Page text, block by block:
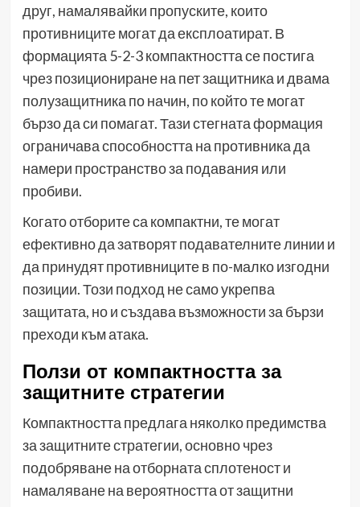
друг, намалявайки пропуските, които
противниците могат да експлоатират. В
формацията 5-2-3 компактността се постига
чрез позициониране на пет защитника и двама
полузащитника по начин, по който те могат
бързо да си помагат. Тази стегната формация
ограничава способността на противника да
намери пространство за подавания или
пробиви.
Когато отборите са компактни, те могат
ефективно да затворят подавателните линии и
да принудят противниците в по-малко изгодни
позиции. Този подход не само укрепва
защитата, но и създава възможности за бързи
преходи към атака.
Ползи от компактността за
защитните стратегии
Компактността предлага няколко предимства
за защитните стратегии, основно чрез
подобряване на отборната сплотеност и
намаляване на вероятността от защитни